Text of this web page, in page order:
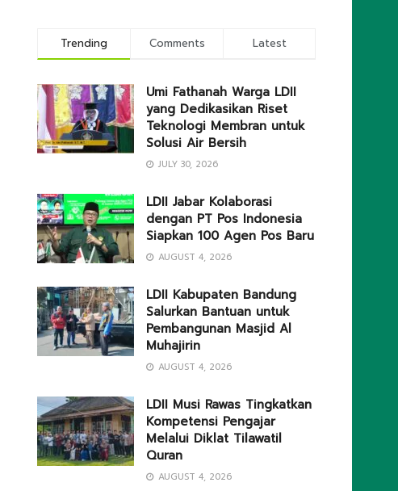
Trending Comments Latest
Umi Fathanah Warga LDII
yang Dedikasikan Riset
Teknologi Membran untuk
Solusi Air Bersih
JULY 30, 2026
LDII Jabar Kolaborasi
dengan PT Pos Indonesia
Siapkan 100 Agen Pos Baru
AUGUST 4, 2026
LDII Kabupaten Bandung
Salurkan Bantuan untuk
Pembangunan Masjid Al
Muhajirin
AUGUST 4, 2026
LDII Musi Rawas Tingkatkan
Kompetensi Pengajar
Melalui Diklat Tilawatil
Quran
AUGUST 4, 2026